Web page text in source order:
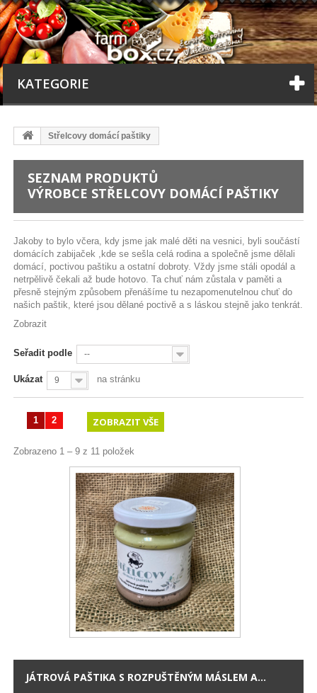
KATEGORIE
Střelcovy domácí paštiky
SEZNAM PRODUKTŮ
VÝROBCE STŘELCOVY DOMÁCÍ PAŠTIKY
Jakoby to bylo včera, kdy jsme jak malé děti na vesnici, byli součástí
domácích zabijaček ,kde se sešla celá rodina a společně jsme dělali
domácí, poctivou paštiku a ostatní dobroty. Vždy jsme stáli opodál a
netrpělivě čekali až bude hotovo. Ta chuť nám zůstala v paměti a
přesně stejným způsobem přenášíme tu nezapomenutelnou chuť do
našich paštik, které jsou dělané poctivě a s láskou stejně jako tenkrát.
Zobrazit
Seřadit podle --
Ukázat 9 na stránku
ZOBRAZIT VŠE
1 2
Zobrazeno 1 – 9 z 11 položek
JÁTROVÁ PAŠTIKA S ROZPUŠTĚNÝM MÁSLEM A...